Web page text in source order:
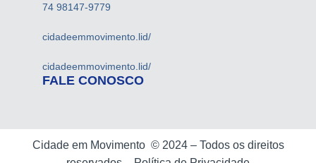
74 98147-9779
cidadeemmovimento.lid/
cidadeemmovimento.lid/
FALE CONOSCO
Cidade em Movimento © 2024 – Todos os direitos